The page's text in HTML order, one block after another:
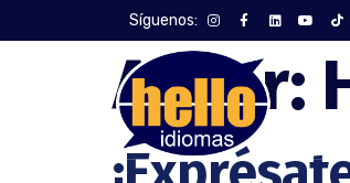
Síguenos:
Autor: